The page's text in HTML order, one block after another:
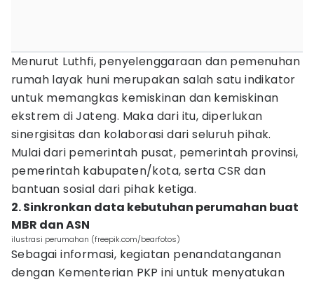
Menurut Luthfi, penyelenggaraan dan pemenuhan
rumah layak huni merupakan salah satu indikator
untuk memangkas kemiskinan dan kemiskinan
ekstrem di Jateng. Maka dari itu, diperlukan
sinergisitas dan kolaborasi dari seluruh pihak.
Mulai dari pemerintah pusat, pemerintah provinsi,
pemerintah kabupaten/kota, serta CSR dan
bantuan sosial dari pihak ketiga.
2. Sinkronkan data kebutuhan perumahan buat
MBR dan ASN
ilustrasi perumahan (freepik.com/bearfotos)
Sebagai informasi, kegiatan penandatanganan
dengan Kementerian PKP ini untuk menyatukan